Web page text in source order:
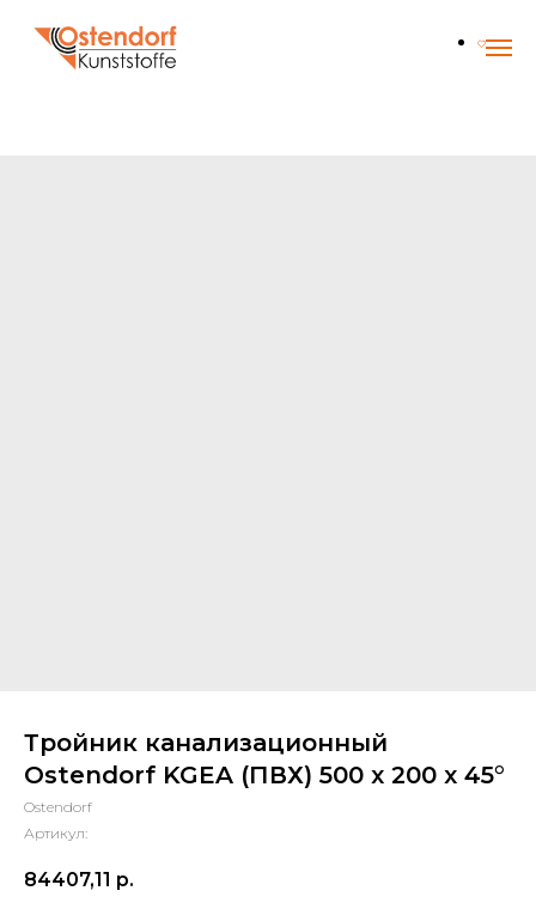
Тройник канализационный
Ostendorf KGEA (ПВХ) 500 x 200 x 45°
Ostendorf
Артикул:
84407,11 р.